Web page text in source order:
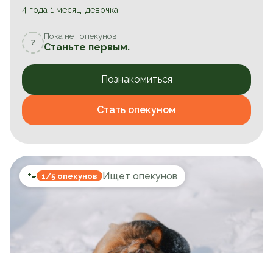
4 года 1 месяц, девочка
?
Пока нет опекунов.
Станьте первым.
Познакомиться
Стать опекуном
🐾 1/5 опекунов Ищет опекунов